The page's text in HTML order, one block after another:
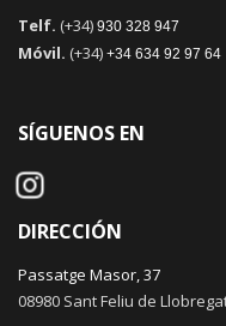
Telf. (+34) 930 328 947
Móvil. (+34) +34 634 92 97 64
SÍGUENOS EN
DIRECCIÓN
Passatge Masor, 37
08980 Sant Feliu de